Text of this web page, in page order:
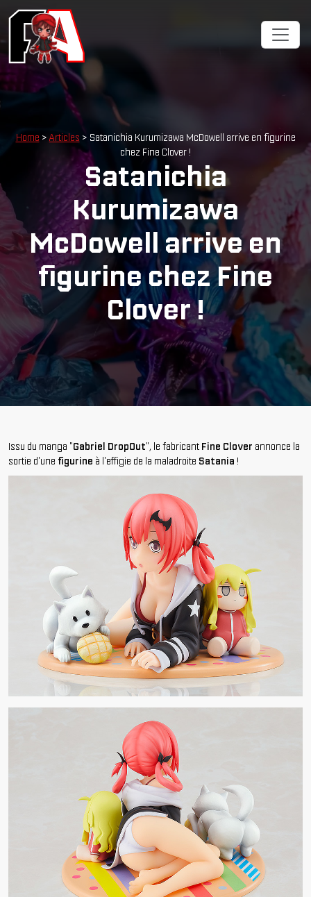
Home > Articles > Satanichia Kurumizawa McDowell arrive en figurine
chez Fine Clover !
Satanichia
Kurumizawa
McDowell arrive en
figurine chez Fine
Clover !
Issu du manga "Gabriel DropOut", le fabricant Fine Clover annonce la
sortie d'une figurine à l'effigie de la maladroite Satania !